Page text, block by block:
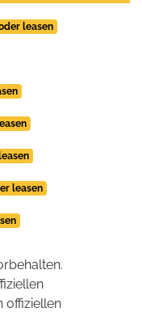
leasen
leasen
offiziellen